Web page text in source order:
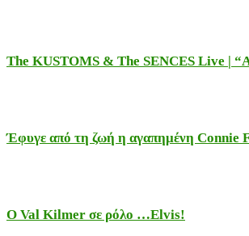
The KUSTOMS & The SENCES Live |
Έφυγε από τη ζωή η αγαπημένη Connie
Ο Val Kilmer σε ρόλο …Elvis!